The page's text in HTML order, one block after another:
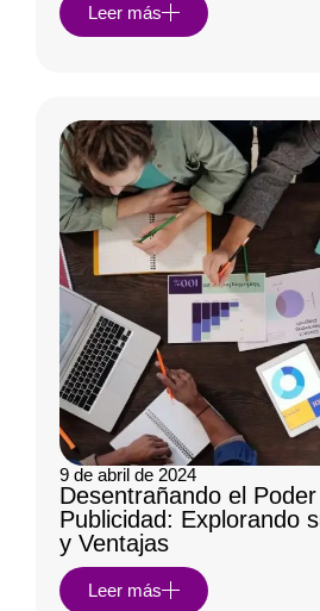
Leer más
9 de abril de 2024
Desentrañando el
Publicidad: Explorando
y Ventajas
Leer más